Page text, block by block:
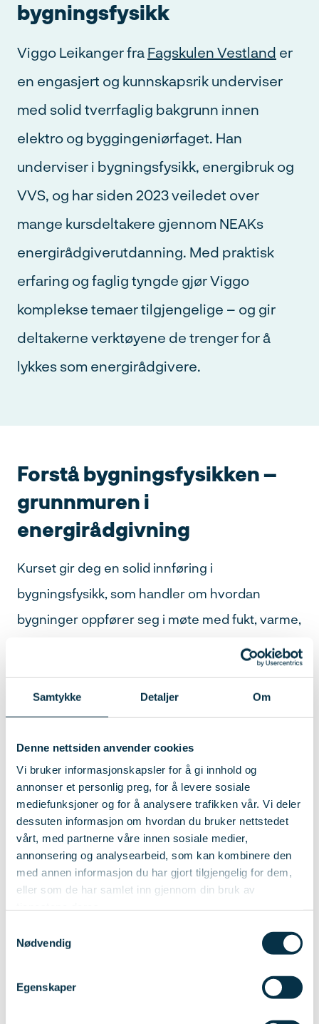
Samtykke Detaljer Om
Denne nettsiden anvender cookies
Vi bruker informasjonskapsler for å gi innhold og
annonser et personlig preg, for å levere sosiale
mediefunksjoner og for å analysere trafikken vår. Vi deler
dessuten informasjon om hvordan du bruker nettstedet
vårt, med partnerne våre innen sosiale medier,
annonsering og analysearbeid, som kan kombinere den
med annen informasjon du har gjort tilgjengelig for dem,
eller som de har samlet inn gjennom din bruk av
Nødvendig
Egenskaper
bygningsfysikk
Viggo Leikanger fra Fagskulen Vestland er
en engasjert og kunnskapsrik underviser
med solid tverrfaglig bakgrunn innen
elektro og byggingeniørfaget. Han
underviser i bygningsfysikk, energibruk og
VVS, og har siden 2023 veiledet over
mange kursdeltakere gjennom NEAKs
energirådgiverutdanning. Med praktisk
erfaring og faglig tyngde gjør Viggo
komplekse temaer tilgjengelige – og gir
deltakerne verktøyene de trenger for å
lykkes som energirådgivere.
Forstå bygningsfysikken –
grunnmuren i
energirådgivning
Kurset gir deg en solid innføring i
bygningsfysikk, som handler om hvordan
bygninger oppfører seg i møte med fukt, varme,
kulde og luftbevegelser. Denne kunnskapen er
avgjørende når du skal vurdere energitilstand
og foreslå tiltak som faktisk fungerer i praksis –
og som varer over tid.
Hvem passer kurset for?
Kurset er utviklet for deg med:
byggfaglig bakgrunn (fagbrev, teknisk
fagskole eller tilsvarende erfaring)
interesse for energieffektivisering og
ønske om å jobbe rådgivende,